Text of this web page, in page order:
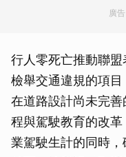
廣
行人零死亡推動聯
檢舉交通違規的項
在道路設計尚未完
程與駕駛教育的改
業駕駛生計的同時，